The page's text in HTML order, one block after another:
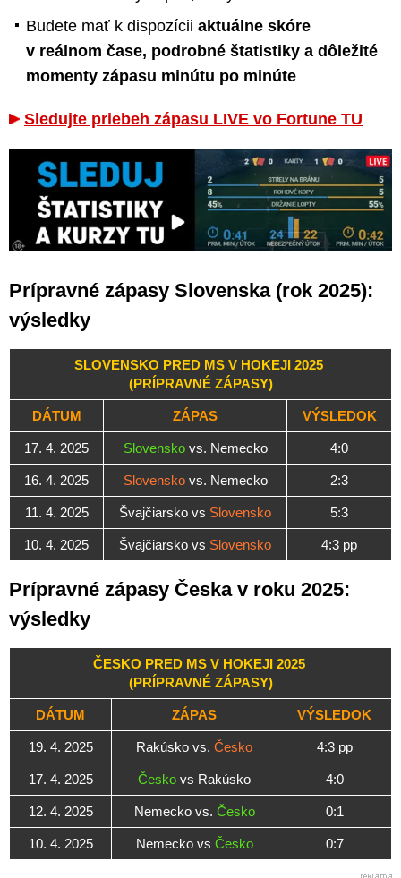
Budete mať k dispozícii aktuálne skóre
v reálnom čase, podrobné štatistiky a dôležité
momenty zápasu minútu po minúte
Sledujte priebeh zápasu LIVE vo Fortune TU
Prípravné zápasy Slovenska (rok 2025):
výsledky
SLOVENSKO PRED MS V HOKEJI 2025
(PRÍPRAVNÉ ZÁPASY)
DÁTUM ZÁPAS VÝSLEDOK
17. 4. 2025 Slovenskovs. Nemecko 4:0
16. 4. 2025 Slovenskovs. Nemecko 2:3
11. 4. 2025 Švajčiarsko vs Slovensko 5:3
10. 4. 2025 Švajčiarsko vs Slovensko 4:3 pp
Prípravné zápasy Česka v roku 2025:
výsledky
ČESKO PRED MS V HOKEJI 2025
(PRÍPRAVNÉ ZÁPASY)
DÁTUM ZÁPAS VÝSLEDOK
19. 4. 2025 Rakúsko vs. Česko 4:3 pp
17. 4. 2025 Česko vs Rakúsko 4:0
12. 4. 2025 Nemecko vs. Česko 0:1
10. 4. 2025 Nemecko vs Česko 0:7